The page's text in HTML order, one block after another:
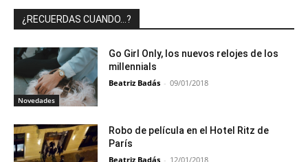
¿RECUERDAS CUANDO…?
Novedades
Go Girl Only, los nuevos relojes de los
millennials
Beatriz Badás - 09/01/2018
Robo de película en el Hotel Ritz de
París
Beatriz Badás - 12/01/2018